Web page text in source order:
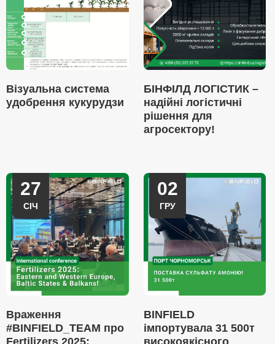
Візуальна система
удобрення кукурудзи
БІНФІЛД ЛОГІСТИК –
надійні логістичні
рішення для
агросектору!
27
СІЧ
Враження
#BINFIELD_TEAM про
Fertilizers 2025:
02
ГРУ
BINFIELD
імпортувала 31 500т
високоякісного